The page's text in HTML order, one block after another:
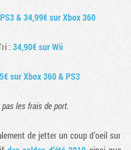
& 34,99€ sur Xbox 360
: 34,90€ sur Wii
sur Xbox 360 & PS3
les frais de port.
de jetter un coup d’oeil sur